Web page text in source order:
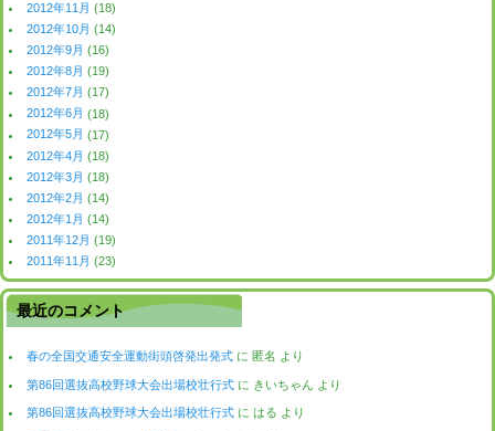
2012年11月 (18)
2012年10月 (14)
2012年9月 (16)
2012年8月 (19)
2012年7月 (17)
2012年6月 (18)
2012年5月 (17)
2012年4月 (18)
2012年3月 (18)
2012年2月 (14)
2012年1月 (14)
2011年12月 (19)
2011年11月 (23)
最近のコメント
春の全国交通安全運動街頭啓発出発式 に 匿名 より
第86回選抜高校野球大会出場校壮行式 に きいちゃん より
第86回選抜高校野球大会出場校壮行式 にはる より